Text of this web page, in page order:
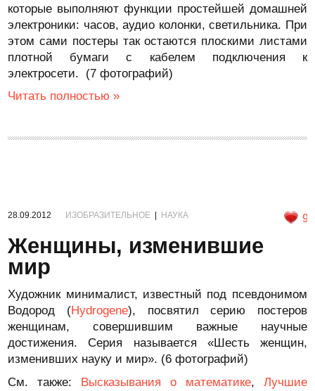
которые выполняют функции простейшей домашней
электроники: часов, аудио колонки, светильника. При
этом сами постеры так остаются плоскими листами
плотной бумаги с кабелем подключения к
электросети. (7 фотографий)
Читать полностью »
28.09.2012 ИЗОБРАЗИТЕЛЬНОЕ НАУКА 9
Женщины, изменившие
мир
Художник минималист, известный под псевдонимом
Водород (Hydrogene), посвятил серию постеров
женщинам, совершившим важные научные
достижения. Серия называется «Шесть женщин,
изменивших науку и мир». (6 фотографий)
См. также: Высказывания о математике, Лучшие